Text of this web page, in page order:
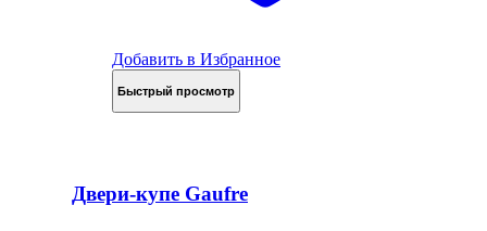
Добавить в Избранное
Быстрый просмотр
Двери-купе Gaufre